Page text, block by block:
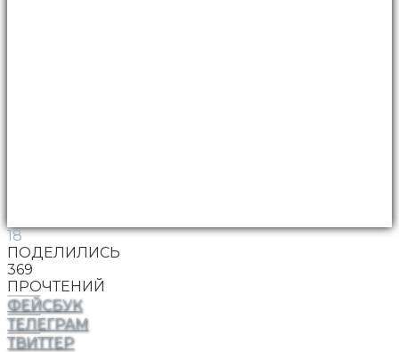
18
ПОДЕЛИЛИСЬ
369
ПРОЧТЕНИЙ
ФЕЙСБУК
ТЕЛЕГРАМ
ТВИТТЕР